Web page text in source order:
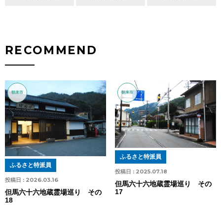
RECOMMEND
朝来市
投稿日 : 2026.03.16
ふるさと特派員
但馬六十六地蔵霊場巡り その
18
朝来市
投稿日 : 2025.07.18
ふるさと特派員
但馬六十六地蔵霊場巡り その
17